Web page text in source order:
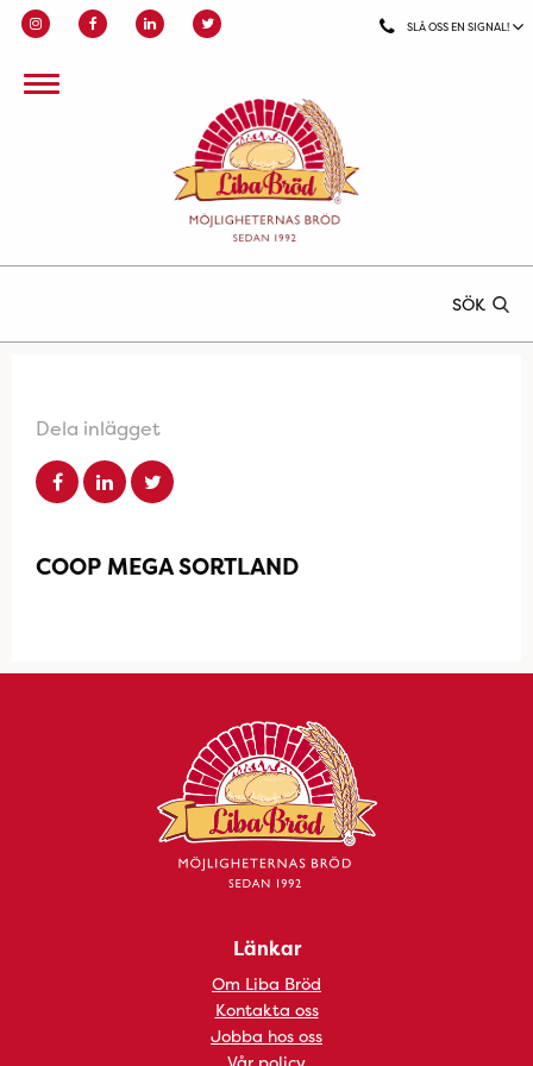
SLÅ OSS EN SIGNAL!
SÖK
Dela inlägget
COOP MEGA SORTLAND
Länkar
Om Liba Bröd
Kontakta oss
Jobba hos oss